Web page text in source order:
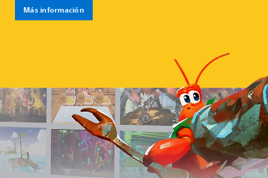
Más información